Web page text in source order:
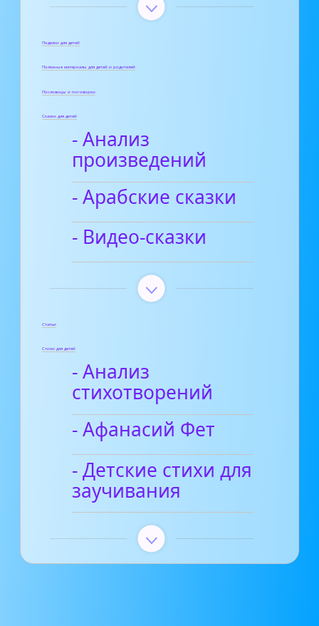
Поделки для детей
Полезные материалы для детей и родителей
Пословицы и поговорки
Сказки для детей
- Анализ
произведений
- Арабские сказки
- Видео-сказки
Статьи
Стихи для детей
- Анализ
стихотворений
- Афанасий Фет
- Детские стихи для
заучивания